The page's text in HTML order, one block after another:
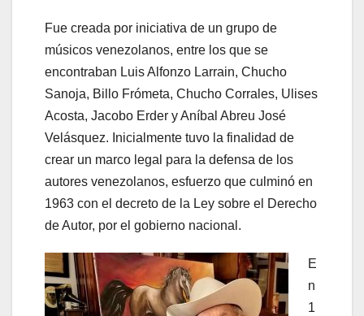
Fue creada por iniciativa de un grupo de
músicos venezolanos, entre los que se
encontraban Luis Alfonzo Larrain, Chucho
Sanoja, Billo Frómeta, Chucho Corrales, Ulises
Acosta, Jacobo Erder y Aníbal Abreu José
Velásquez. Inicialmente tuvo la finalidad de
crear un marco legal para la defensa de los
autores venezolanos, esfuerzo que culminó en
1963 con el decreto de la Ley sobre el Derecho
de Autor, por el gobierno nacional.
E
n
1